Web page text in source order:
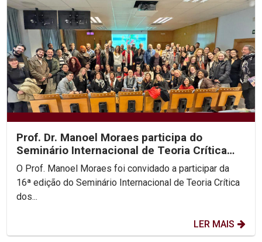
Prof. Dr. Manoel Moraes participa do
Seminário Internacional de Teoria Crítica
dos Direitos...
O Prof. Manoel Moraes foi convidado a participar da
16ª edição do Seminário Internacional de Teoria Crítica
dos...
LER MAIS